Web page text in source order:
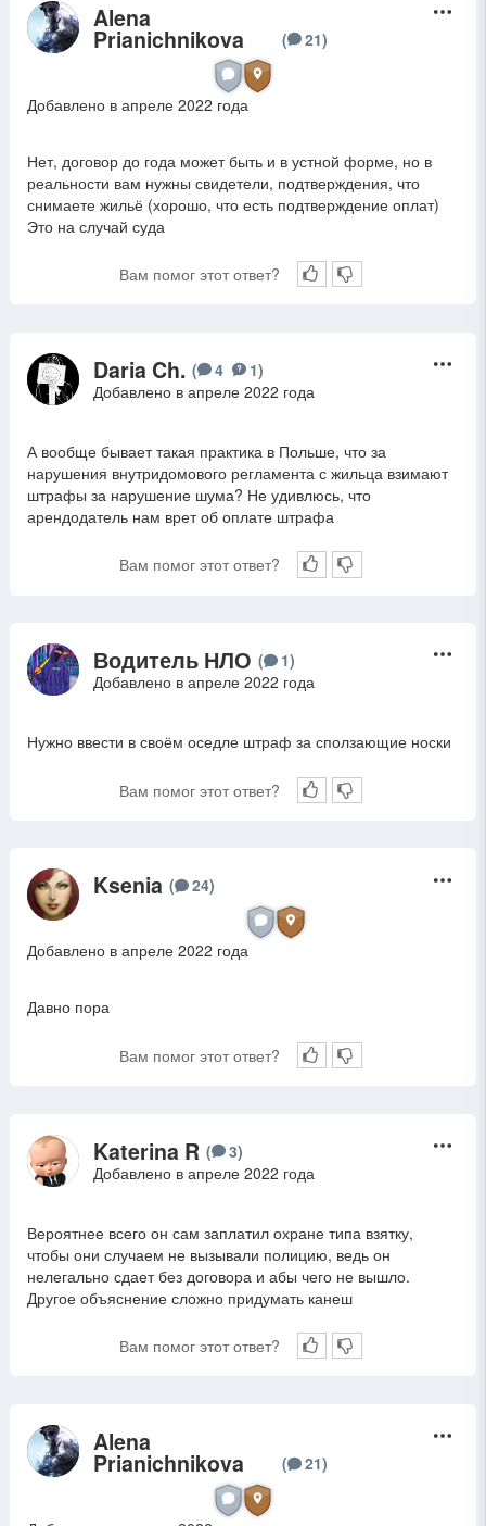
A Alena
Prianichnikova ( 21)
Добавлено в апреле 2022 года
Нет, договор до года может быть и в устной форме, но в
реальности вам нужны свидетели, подтверждения, что
снимаете жильё (хорошо, что есть подтверждение оплат)
Это на случай суда
Вам помог этот ответ?
D Daria Ch. ( 4 1)
Добавлено в апреле 2022 года
А вообще бывает такая практика в Польше, что за
нарушения внутридомового регламента с жильца взимают
штрафы за нарушение шума? Не удивлюсь, что
арендодатель нам врет об оплате штрафа
Вам помог этот ответ?
В Водитель НЛО ( 1)
Добавлено в апреле 2022 года
Нужно ввести в своём оседле штраф за сползающие носки
Вам помог этот ответ?
K Ksenia ( 24)
Добавлено в апреле 2022 года
Давно пора
Вам помог этот ответ?
K Katerina R ( 3)
Добавлено в апреле 2022 года
Вероятнее всего он сам заплатил охране типа взятку,
чтобы они случаем не вызывали полицию, ведь он
нелегально сдает без договора и абы чего не вышло.
Другое объяснение сложно придумать канеш
Вам помог этот ответ?
A Alena
Prianichnikova ( 21)